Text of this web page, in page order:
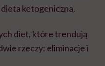
ketogeniczna.
diet, które trendują
rzeczy: eliminacje i